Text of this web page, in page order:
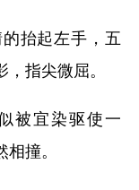
抬起左手，五
指尖微屈。
被宜染驱使一
撞。